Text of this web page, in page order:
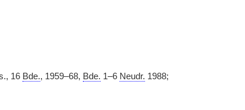
16 Bde., 1959–68, Bde. 1–6 Neudr. 1988;